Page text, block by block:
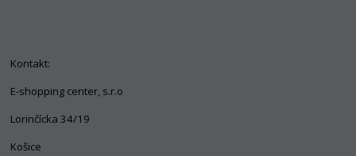
Kontakt:
E-shopping center, s.r.o
Lorinčícka 34/19
Košice